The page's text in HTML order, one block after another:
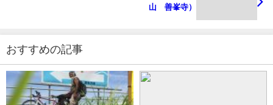
山 善峯寺）
おすすめの記事